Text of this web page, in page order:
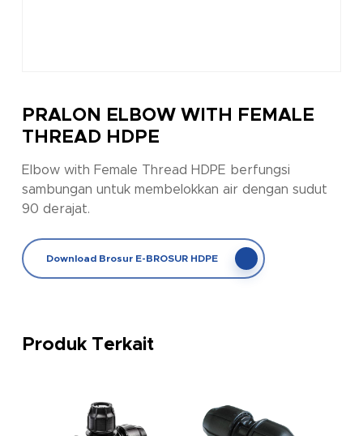
PRALON ELBOW WITH FEMALE
THREAD HDPE
Elbow with Female Thread HDPE berfungsi
sambungan untuk membelokkan air dengan sudut
90 derajat.
Download Brosur E-BROSUR HDPE
Produk Terkait